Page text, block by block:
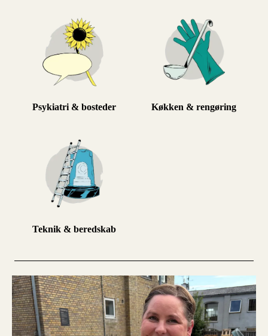
Psykiatri & bosteder Køkken & rengøring
Teknik & beredskab